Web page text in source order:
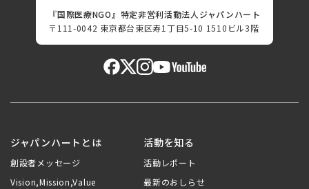
『国際医療NGO』特定非営利活動法人ジャパンハート
〒111-0042 東京都台東区寿1丁目5-10 1510ビル3階
ジャパンハートとは
創設者メッセージ
Vision,Mission,Value
活動を知る
活動レポート
最新のおしらせ